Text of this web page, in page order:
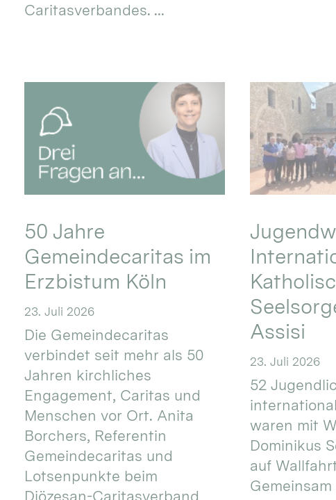
Caritasverbandes. ...
50 Jahre
Gemeindecaritas im
Erzbistum Köln
23. Juli 2026
Die Gemeindecaritas
verbindet seit mehr als 50
Jahren kirchliches
Engagement, Caritas und
Menschen vor Ort. Anita
Borchers, Referentin
Gemeindecaritas und
Lotsenpunkte beim
Diözesan-Caritasverband
Assisi
23. Juli 2026
52
waren mit
Dominikus
auf